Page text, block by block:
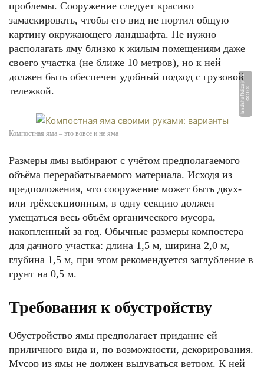
проблемы. Сооружение следует красиво
замаскировать, чтобы его вид не портил общую
картину окружающего ландшафта. Не нужно
располагать яму близко к жилым помещениям даже
своего участка (не ближе 10 метров), но к ней
должен быть обеспечен удобный подход с грузовой
тележкой.
Ф
О
Т
О:
l
a
n
d
s
h
a
f
t
di
z
aj
n.
r
u
Компостная яма – это вовсе и не яма
Размеры ямы выбирают с учётом предполагаемого
объёма перерабатываемого материала. Исходя из
предположения, что сооружение может быть двух-
или трёхсекционным, в одну секцию должен
умещаться весь объём органического мусора,
накопленный за год. Обычные размеры компостера
для дачного участка: длина 1,5 м, ширина 2,0 м,
глубина 1,5 м, при этом рекомендуется заглубление в
грунт на 0,5 м.
Требования к обустройству
Обустройство ямы предполагает придание ей
приличного вида и, по возможности, декорирования.
Мусор из ямы не должен выдуваться ветром. К ней